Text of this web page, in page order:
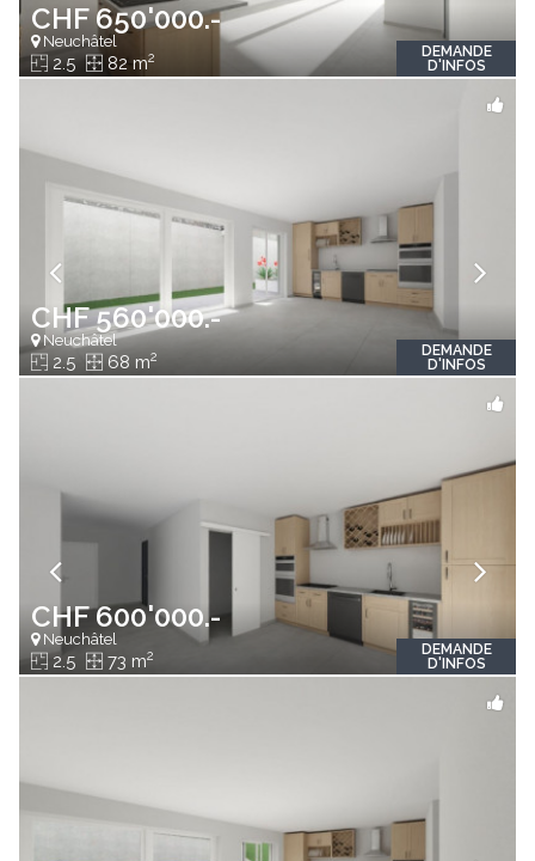
CHF 650'000.-
Neuchâtel
2.5 82 m2
DEMANDE
D'INFOS
CHF 560'000.-
Neuchâtel
2.5 68 m2
DEMANDE
D'INFOS
CHF 600'000.-
Neuchâtel
2.5 73 m2
DEMANDE
D'INFOS